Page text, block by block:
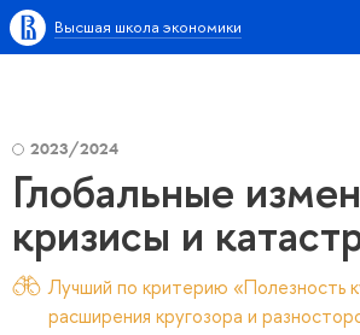
Высшая школа экономики
2023/2024
Глобальные
кризисы и
Лучший по критерию «Полезность
расширения кругозора и